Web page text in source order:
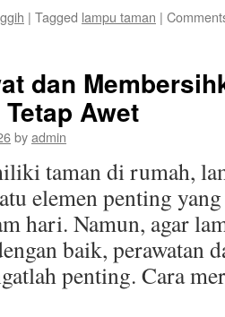
| Tagged lampu taman |
dan
Awet
byadmin
taman di rumah,
elemen penting
hari. Namun, agar
baik, perawatan
penting. Cara